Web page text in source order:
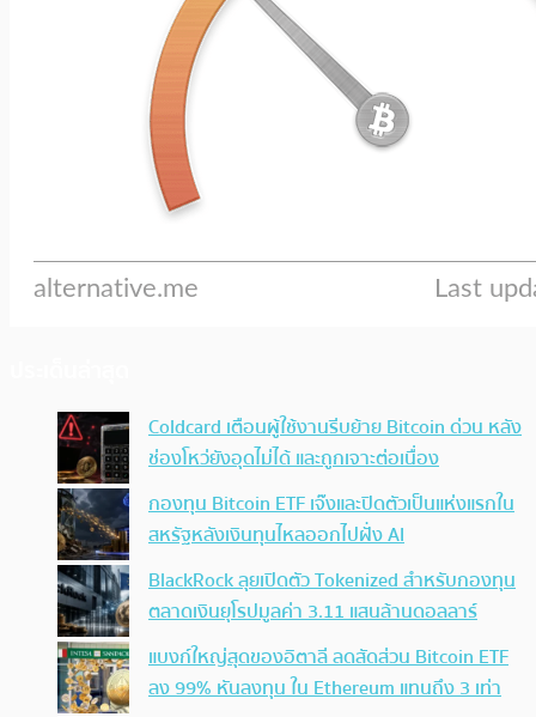
Coldcard เตือนผู้ใช้งานรีบย้าย Bitcoin ด่วน หลัง
ช่องโหว่ยังอุดไม่ได้ และถูกเจาะต่อเนื่อง
กองทุน Bitcoin ETF เจ๊งและปิดตัวเป็นแห่งแรกใน
สหรัฐหลังเงินทุนไหลออกไปฝั่ง AI
BlackRock ลุยเปิดตัว Tokenized สำหรับกองทุน
ตลาดเงินยุโรปมูลค่า 3.11 แสนล้านดอลลาร์
แบงก์ใหญ่สุดของอิตาลี ลดสัดส่วน Bitcoin ETF
ลง 99% หันลงทุน ใน Ethereum แทนถึง 3 เท่า